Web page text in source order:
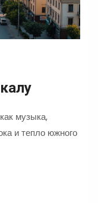
музыка,
и тепло южного